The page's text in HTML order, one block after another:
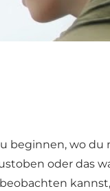
beginnen, wo du
oder das